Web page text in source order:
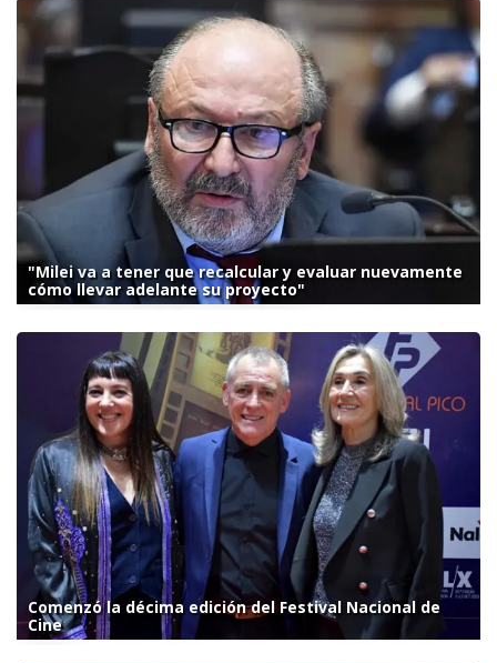
"Milei va a tener que recalcular y evaluar nuevamente
cómo llevar adelante su proyecto"
Comenzó la décima edición del Festival Nacional de
Cine